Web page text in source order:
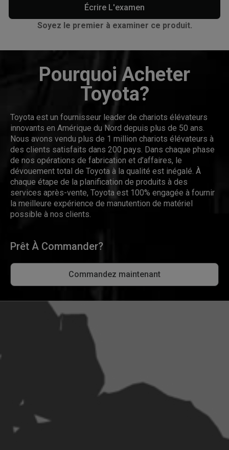
Écrire L'examen
Soyez le premier à examiner ce produit.
Pourquoi Acheter
Toyota?
Toyota est un fournisseur leader de chariots élévateurs
innovants en Amérique du Nord depuis plus de 50 ans.
Nous avons vendu plus de 1 million chariots élévateurs à
des clients satisfaits dans 200 pays. Dans chaque phase
de nos opérations de fabrication et d’affaires, le
dévouement total de Toyota à la qualité est inégalé. À
chaque étape de la planification de produits à des
services après-vente, Toyota est 100% engagée à fournir
la meilleure expérience de manutention de matériel
possible à nos clients.
Prêt À Commander?
Commandez maintenant